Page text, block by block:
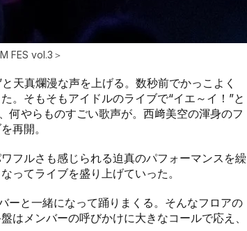
FES vol.3＞
天真爛漫な声を上げる。数秒前でかっこよく
。そもそもアイドルのライブで“イエ～イ！”と
やらものすごい歌声が。西﨑美空の渾身のフ
再開。
フルさも感じられる迫真のパフォーマンスを繰
ってライブを盛り上げていった。
と一緒になって踊りまくる。そんなフロアの
はメンバーの呼びかけに大きなコールで応え、